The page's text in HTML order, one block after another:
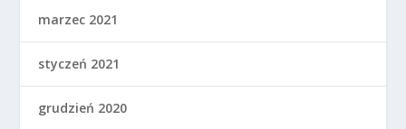
marzec 2021
styczeń 2021
grudzień 2020